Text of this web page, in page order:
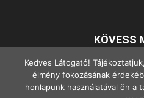
KÖVESS
Kedves Látogató!
élmény fokozásának
honlapunk használatával ön a